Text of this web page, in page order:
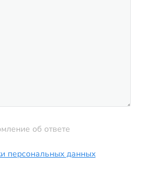
об ответе
персональных данных